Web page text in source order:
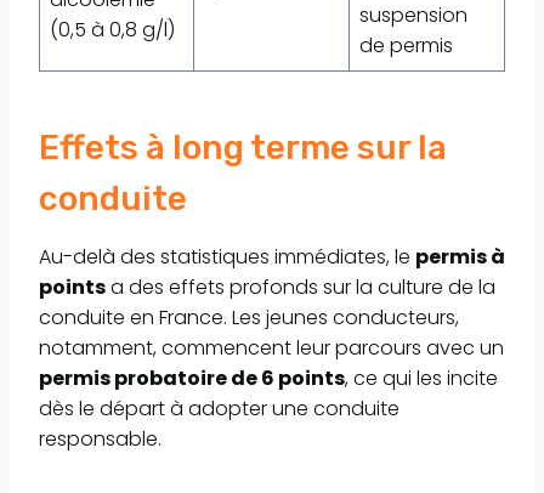
(0,5 à 0,8 g/l)
suspension
de permis
Effets à long terme sur la
conduite
Au-delà des statistiques immédiates, le permis à
pointsa des effets profonds sur la culture de la
conduite en France. Les jeunes conducteurs,
notamment, commencent leur parcours avec un
permis probatoire de 6 points, ce qui les incite
dès le départ à adopter une conduite
responsable.